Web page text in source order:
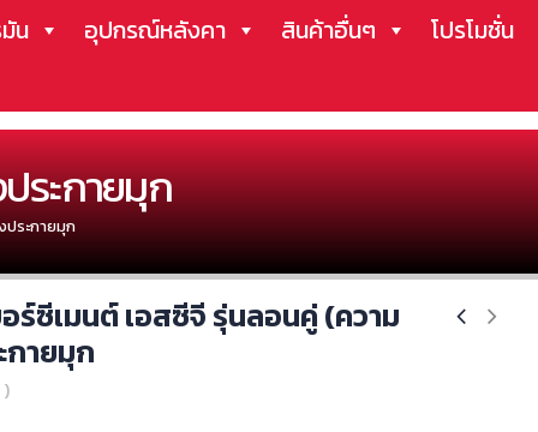
น อุปกรณ์หลังคา สินค้าอื่นๆ
โปรโมชั่น
ระกายมุก
ประกายมุก
ร์ซีเมนต์ เอสซีจี รุ่นลอนคู่ (ความ
กายมุก